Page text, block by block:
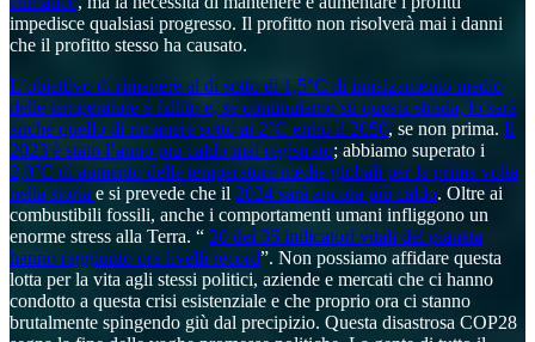
impedisce qualsiasi progresso. Il profitto non risolverà mai i danni
che il profitto stesso ha causato.
L’obiettivo di rimanere al di sotto di 1,5°C di innalzamento medio
delle temperature è fallito e, se continuiamo su questa strada, lo sarà
anche quello di rimanere sotto ai 2°C entro il 2050, se non prima. Il
2023 è stato l’anno più caldo mai registrato; abbiamo superato i
2,0°C di aumento delle temperature medie globali per la prima volta
nella storia e si prevede che il 2024 sarà ancora più caldo. Oltre ai
combustibili fossili, anche i comportamenti umani infliggono un
enorme stress alla Terra. “ 20 dei 35 indicatori vitali del pianeta
hanno raggiunto ora livelli record”. Non possiamo affidare questa
lotta per la vita agli stessi politici, aziende e mercati che ci hanno
condotto a questa crisi esistenziale e che proprio ora ci stanno
brutalmente spingendo giù dal precipizio. Questa disastrosa COP28